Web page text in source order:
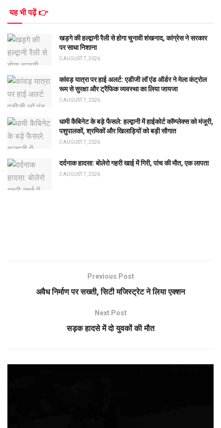
यह भी पढ़ें 👉
खड़गे की हल्द्वानी रैली से होगा चुनावी शंखनाद, कांग्रेस ने सरकार
पर साधा निशाना
AUGUST 7, 2026
कांवड़ यात्रा पर हाई अलर्ट: एडीजी लॉ एंड ऑर्डर ने मेला कंट्रोल
रूम से सुरक्षा और ट्रैफिक व्यवस्था का लिया जायजा
AUGUST 7, 2026
धामी कैबिनेट के बड़े फैसले: हल्द्वानी में हाईकोर्ट कॉम्प्लेक्स को मंजूरी,
पशुपालकों, श्रमिकों और खिलाड़ियों को बड़ी सौगात
AUGUST 7, 2026
दर्दनाक हादसा: बोलेरो गहरी खाई में गिरी, पांच की मौत, एक लापता
AUGUST 7, 2026
Previous Post
अवैध निर्माण पर सख्ती, सिटी मजिस्ट्रेट ने लिया एक्शन
Next Post
सड़क हादसे में दो युवकों की मौत